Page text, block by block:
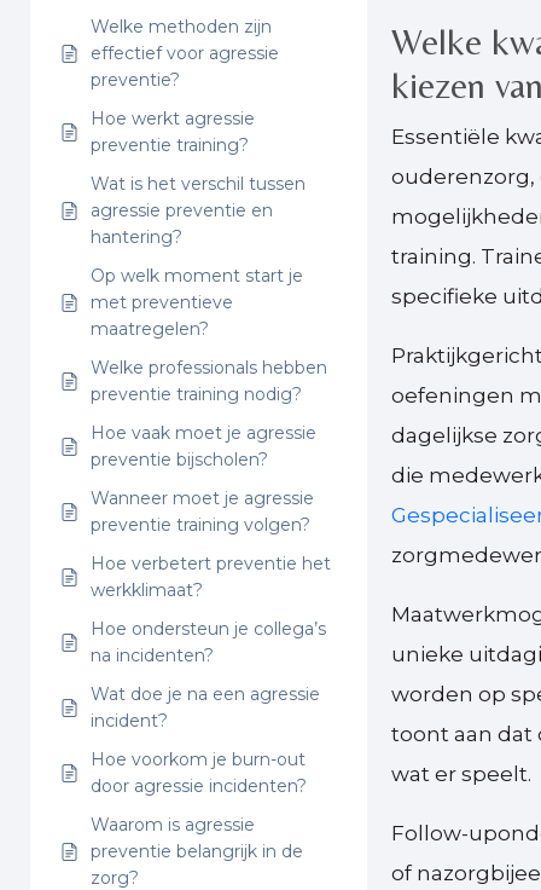
Welke methoden zijn
effectief voor agressie
preventie?
Hoe werkt agressie
preventie training?
Wat is het verschil tussen
agressie preventie en
hantering?
Op welk moment start je
met preventieve
maatregelen?
Welke professionals hebben
preventie training nodig?
Hoe vaak moet je agressie
preventie bijscholen?
Wanneer moet je agressie
preventie training volgen?
Hoe verbetert preventie het
werkklimaat?
Hoe ondersteun je collega’s
na incidenten?
Wat doe je na een agressie
incident?
Hoe voorkom je burn-out
door agressie incidenten?
Waarom is agressie
preventie belangrijk in de
zorg?
Welke
kiezen
Essentiële
ouderenzorg,
training.
specifieke
oefeningen
dagelijkse
die
unieke
worden op
toont aan dat
wat er speelt.
Follow-
of